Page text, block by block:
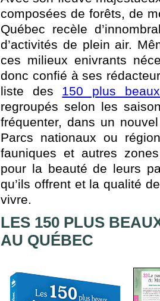
composées de forêts, de
Québec recèle
d’activités de plein air.
ces milieux enivrants
donc confié à ses
liste des 150 plus
regroupés selon les
fréquenter, dans un
Parcs nationaux ou
fauniques et autres
pour la beauté de leurs
qu’ils offrent et la qualité
vivre.
LES 150 PLUS
AU QUÉBEC